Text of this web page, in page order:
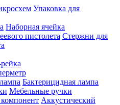
Упаковка для
Наборная ячейка
Стержни для
Бактерицидная лампа
Мебельные ручки
Аккустический